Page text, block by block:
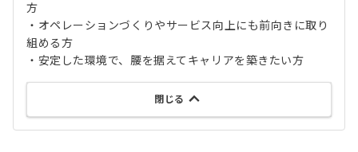
方
・オペレーションづくりやサービス向上にも前向きに取り
組める方
・安定した環境で、腰を据えてキャリアを築きたい方
閉じる